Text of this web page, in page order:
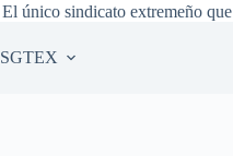
El único sindicato extremeño
SGTEX